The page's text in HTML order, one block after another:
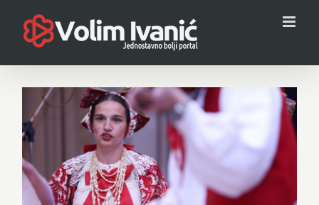
content
View
Larger
Image